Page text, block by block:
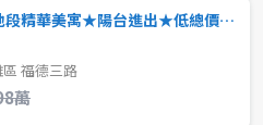
苓雅核心地段精華美寓★陽台進出★低總價★全屋翻新
福德三路
萬